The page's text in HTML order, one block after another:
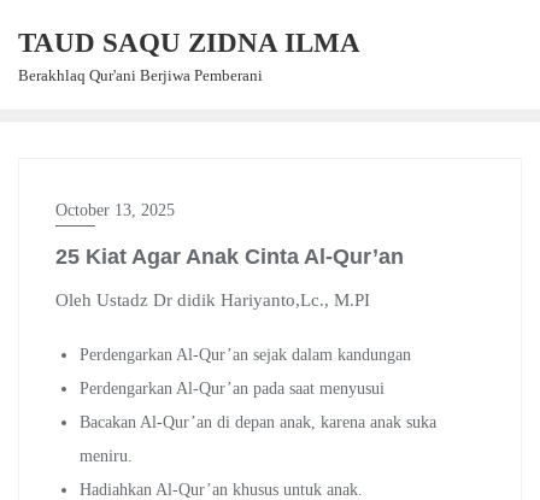
content
TAUD SAQU ZIDNA ILMA
Berakhlaq Qur'ani Berjiwa Pemberani
October 13, 2025
25 Kiat Agar Anak Cinta Al-Qur’an
Oleh Ustadz Dr didik Hariyanto,Lc., M.PI
Perdengarkan Al-Qur’an sejak dalam kandungan
Perdengarkan Al-Qur’an pada saat menyusui
Bacakan Al-Qur’an di depan anak, karena anak suka
meniru.
Hadiahkan Al-Qur’an khusus untuk anak.